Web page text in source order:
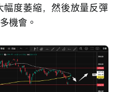
度萎縮，然後放量反彈
機會。